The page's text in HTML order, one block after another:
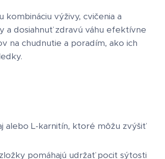
výživy, cvičenia a
a dosiahnuť zdravú váhu efektívne
na chudnutie a poradím, ako ich
alebo L-karnitín, ktoré môžu zvýšiť
pomáhajú udržať pocit sýtosti